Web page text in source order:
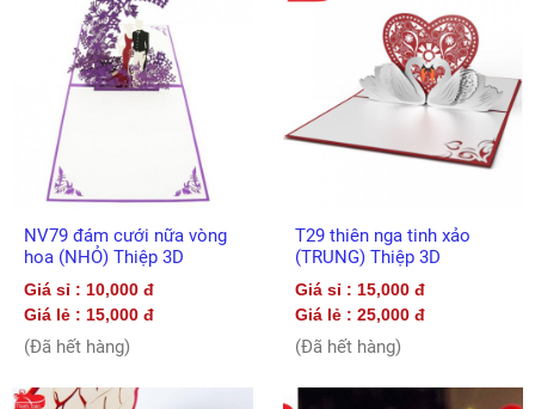
NV79 đám cưới nữa vòng
hoa (NHỎ) Thiệp 3D
Giá sỉ : 10,000 đ
Giá lẻ : 15,000 đ
(Đã hết hàng)
T29 thiên nga tinh xảo
(TRUNG) Thiệp 3D
Giá sỉ : 15,000 đ
Giá lẻ : 25,000 đ
(Đã hết hàng)